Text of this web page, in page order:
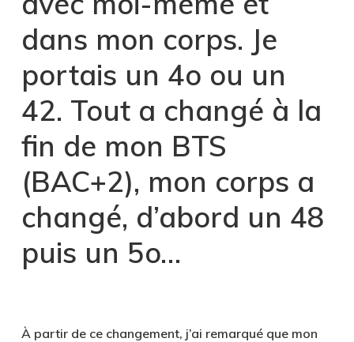
dans mon corps. Je
portais un 4o ou un
42. Tout a changé à la
fin de mon BTS
(BAC+2), mon corps a
changé, d’abord un 48
puis un 5o…
À partir de ce changement, j’ai remarqué que mon